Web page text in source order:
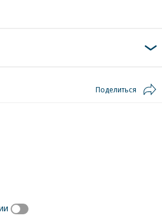
Поделиться